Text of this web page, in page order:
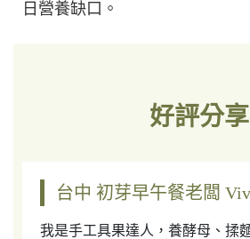
日營養缺口。
好評分享
台中 初芽早午餐老闆
我是手工具果達人，養酵母、揉